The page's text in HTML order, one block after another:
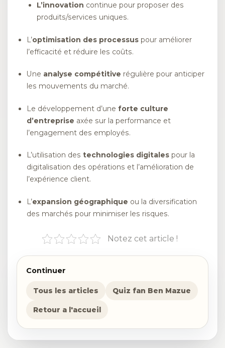
L’innovation continue pour proposer des
produits/services uniques.
L’optimisation des processus pour améliorer
l’efficacité et réduire les coûts.
Une analyse compétitive régulière pour anticiper
les mouvements du marché.
Le développement d’une forte culture
d’entreprise axée sur la performance et
l’engagement des employés.
L’utilisation des technologies digitales pour la
digitalisation des opérations et l’amélioration de
l’expérience client.
L’expansion géographique ou la diversification
des marchés pour minimiser les risques.
Notez cet article !
Continuer
Tous les articles Quiz fan Ben Mazue
Retour a l'accueil